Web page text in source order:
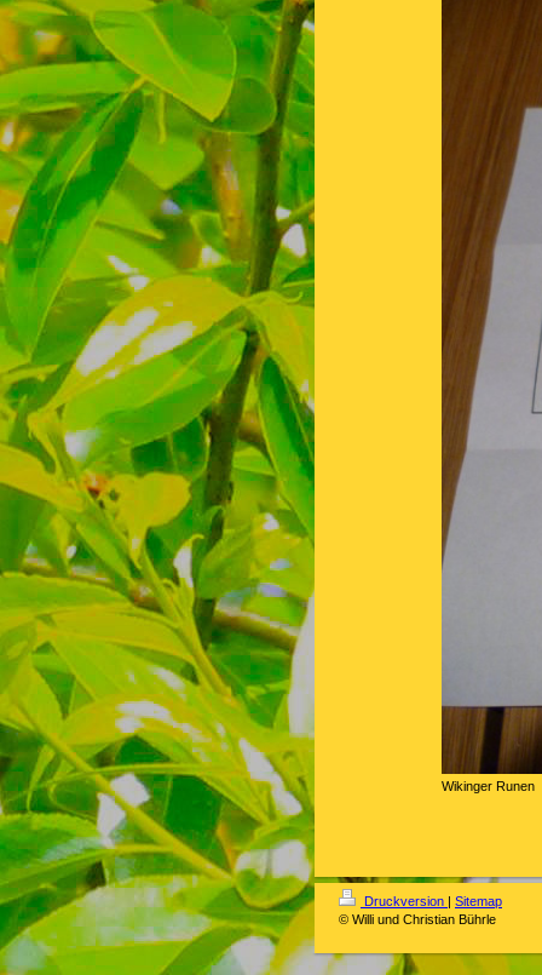
Wikinger Runen
Druckversion
Sitemap
© Willi und Christian Bührle